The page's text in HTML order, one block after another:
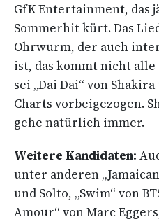
GfK Entertainment, das
Sommerhit kürt. Das
Ohrwurm, der auch
ist, das kommt nicht alle
sei „Dai Dai“ von
Charts vorbeigezogen.
gehe natürlich immer.
Weitere Kandidaten:
unter anderen
und Solto, „Swim“ von
Amour“ von Marc